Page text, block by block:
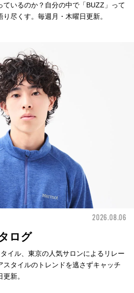
ているのか？自分の中で「BUZZ」って
尽くす。毎週月・木曜日更新。
2026.08.06
ログ
イル、東京の人気サロンによるリレー
スタイルのトレンドを逃さずキャッチ
新。